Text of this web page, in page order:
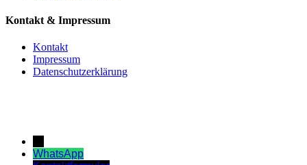
Kontakt & Impressum
Kontakt
Impressum
Datenschutzerklärung
WhatsApp